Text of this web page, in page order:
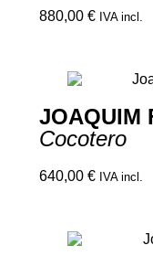
880,00 € IVA incl.
JOAQUIM
Cocotero
640,00 € IVA incl.